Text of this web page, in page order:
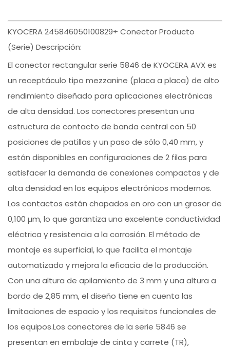
KYOCERA 245846050100829+ Conector Producto
(Serie) Descripción:
El conector rectangular serie 5846 de KYOCERA AVX es
un receptáculo tipo mezzanine (placa a placa) de alto
rendimiento diseñado para aplicaciones electrónicas
de alta densidad. Los conectores presentan una
estructura de contacto de banda central con 50
posiciones de patillas y un paso de sólo 0,40 mm, y
están disponibles en configuraciones de 2 filas para
satisfacer la demanda de conexiones compactas y de
alta densidad en los equipos electrónicos modernos.
Los contactos están chapados en oro con un grosor de
0,100 µm, lo que garantiza una excelente conductividad
eléctrica y resistencia a la corrosión. El método de
montaje es superficial, lo que facilita el montaje
automatizado y mejora la eficacia de la producción.
Con una altura de apilamiento de 3 mm y una altura a
bordo de 2,85 mm, el diseño tiene en cuenta las
limitaciones de espacio y los requisitos funcionales de
los equipos.Los conectores de la serie 5846 se
presentan en embalaje de cinta y carrete (TR),